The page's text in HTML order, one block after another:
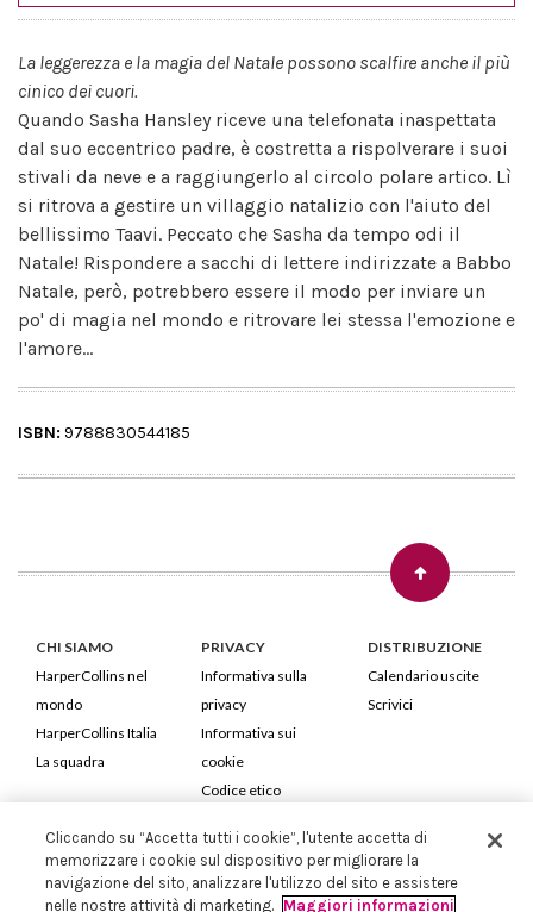
La leggerezza e la magia del Natale possono scalfire anche il più
cinico dei cuori.
Quando Sasha Hansley riceve una telefonata inaspettata
dal suo eccentrico padre, è costretta a rispolverare i suoi
stivali da neve e a raggiungerlo al circolo polare artico. Lì
si ritrova a gestire un villaggio natalizio con l'aiuto del
bellissimo Taavi. Peccato che Sasha da tempo odi il
Natale! Rispondere a sacchi di lettere indirizzate a Babbo
Natale, però, potrebbero essere il modo per inviare un
po' di magia nel mondo e ritrovare lei stessa l'emozione e
l'amore...
ISBN: 9788830544185
CHI SIAMO
HarperCollins nel
mondo
HarperCollins Italia
La squadra
PRIVACY
Informativa sulla
privacy
Informativa sui
cookie
Codice etico
DISTRIBUZIONE
Calendario uscite
Scrivici
HarperCollins Italia S.p.A. Viale Monte Nero, 84 - 20135 Milano
Cod. Fiscale e P.IVA 05946780151 - Capitale Sociale 258.250 €
Iscritta in Milano al Registro delle imprese nr.198004 e REA nr.1051898
Cliccando su “Accetta tutti i cookie”, l'utente accetta di
memorizzare i cookie sul dispositivo per migliorare la
navigazione del sito, analizzare l'utilizzo del sito e assistere
nelle nostre attività di marketing. Maggiori informazioni